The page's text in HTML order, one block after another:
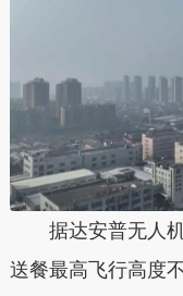
据达安普无人机
送餐最高飞行高度